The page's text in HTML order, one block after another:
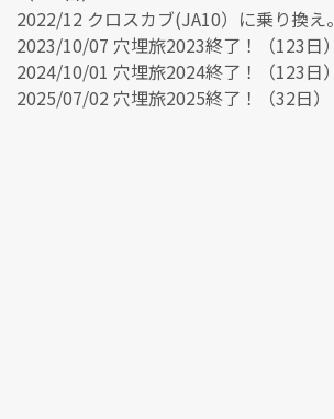
2022/12 クロスカブ(JA10）に乗り換え。
2023/10/07 穴埋旅2023終了！（123日）
2024/10/01 穴埋旅2024終了！（123日）
2025/07/02 穴埋旅2025終了！（32日）